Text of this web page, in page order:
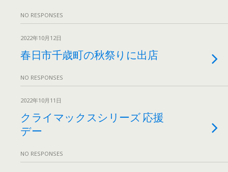
NO RESPONSES
2022年10月12日
春日市千歳町の秋祭りに出店
NO RESPONSES
2022年10月11日
クライマックスシリーズ 応援
デー
NO RESPONSES